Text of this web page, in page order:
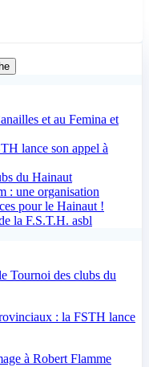
et au Femina et
lance son appel à
du Hainaut
: une organisation
pour le Hainaut !
la F.S.T.H. asbl
Tournoi des clubs du
: la FSTH lance
à Robert Flamme